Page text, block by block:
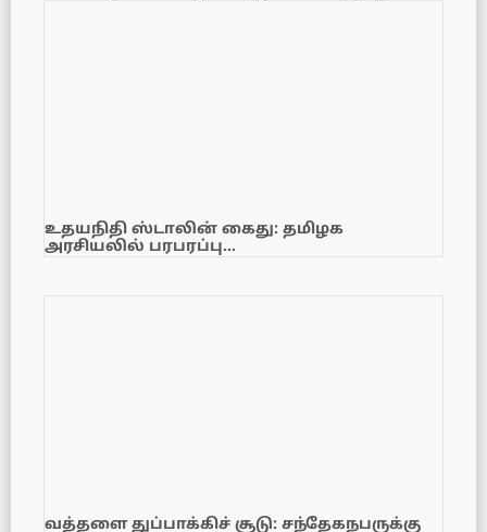
உதயநிதி ஸ்டாலின் கைது: தமிழக
அரசியலில் பரபரப்பு…
வத்தளை துப்பாக்கிச் சூடு: சந்தேகநபருக்கு